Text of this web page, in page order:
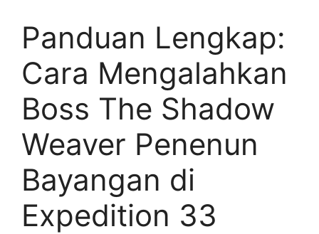
Panduan Lengkap:
Cara Mengalahkan
Boss The Shadow
Weaver Penenun
Bayangan di
Expedition 33